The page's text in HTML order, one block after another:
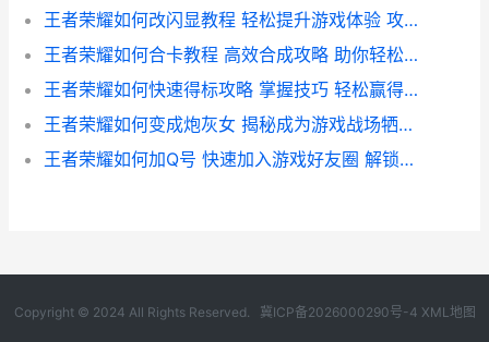
王者荣耀如何改闪显教程 轻松提升游戏体验 攻略大揭秘
王者荣耀如何合卡教程 高效合成攻略 助你轻松提升战斗力
王者荣耀如何快速得标攻略 掌握技巧 轻松赢得比赛胜利
王者荣耀如何变成炮灰女 揭秘成为游戏战场牺牲品的五大误区
王者荣耀如何加Q号 快速加入游戏好友圈 解锁更多互动玩法指南
Copyright © 2024 All Rights Reserved. 冀ICP备2026000290号-4 XML地图